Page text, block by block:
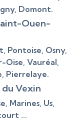
Domont.
Ouen-
Pontoise, Osny,
Vauréal,
Pierrelaye.
Vexin
Marines, Us,
...